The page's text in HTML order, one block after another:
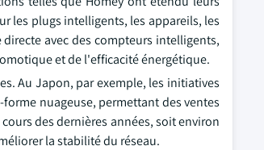
les plugs intelligents, les appareils, les
avec des compteurs intelligents,
et de l'efficacité énergétique.
Au Japon, par exemple, les initiatives
nuageuse, permettant des ventes
des dernières années, soit environ
la stabilité du réseau.